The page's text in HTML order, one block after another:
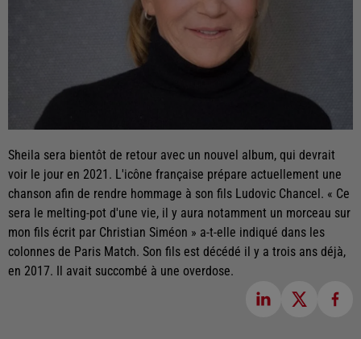
Sheila sera bientôt de retour avec un nouvel album, qui devrait
voir le jour en 2021. L'icône française prépare actuellement une
chanson afin de rendre hommage à son fils Ludovic Chancel. « Ce
sera le melting-pot d'une vie, il y aura notamment un morceau sur
mon fils écrit par Christian Siméon » a-t-elle indiqué dans les
colonnes de Paris Match. Son fils est décédé il y a trois ans déjà,
en 2017. Il avait succombé à une overdose.